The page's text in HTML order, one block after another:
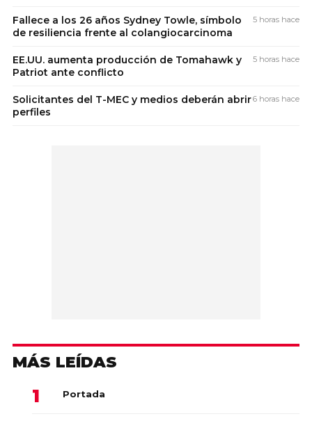
Fallece a los 26 años Sydney Towle, símbolo
de resiliencia frente al colangiocarcinoma
5 horas hace
EE.UU. aumenta producción de Tomahawk y
Patriot ante conflicto
5 horas hace
Solicitantes del T-MEC y medios deberán abrir
perfiles
6 horas hace
MÁS LEÍDAS
Portada